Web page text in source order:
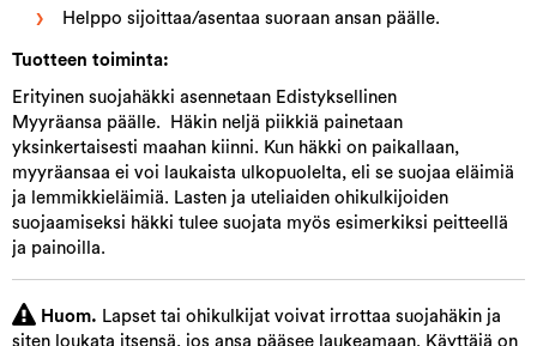
Helppo sijoittaa/asentaa suoraan ansan päälle.
Tuotteen toiminta:
Erityinen suojahäkki asennetaan Edistyksellinen
Myyräansa päälle. Häkin neljä piikkiä painetaan
yksinkertaisesti maahan kiinni. Kun häkki on paikallaan,
myyräansaa ei voi laukaista ulkopuolelta, eli se suojaa eläimiä
ja lemmikkieläimiä. Lasten ja uteliaiden ohikulkijoiden
suojaamiseksi häkki tulee suojata myös esimerkiksi peitteellä
ja painoilla.
Huom. Lapset tai ohikulkijat voivat irrottaa suojahäkin ja
siten loukata itsensä, jos ansa pääsee laukeamaan. Käyttäjä on